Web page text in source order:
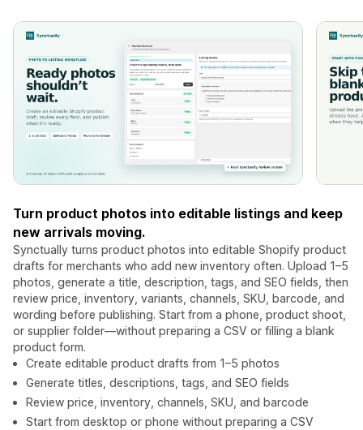
Turn product photos into editable listings and keep
new arrivals moving.
Synctually turns product photos into editable Shopify product
drafts for merchants who add new inventory often. Upload 1–5
photos, generate a title, description, tags, and SEO fields, then
review price, inventory, variants, channels, SKU, barcode, and
wording before publishing. Start from a phone, product shoot,
or supplier folder—without preparing a CSV or filling a blank
product form.
Create editable product drafts from 1–5 photos
Generate titles, descriptions, tags, and SEO fields
Review price, inventory, channels, SKU, and barcode
Start from desktop or phone without preparing a CSV